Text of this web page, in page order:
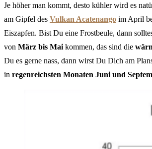
Je höher man kommt, desto kühler wird es
am Gipfel des Vulkan Acatenango im April
Eiszapfen. Bist Du eine Frostbeule, dann
von März bis Mai kommen, das sind die
Du es gerne nass, dann wirst Du Dich am
in regenreichsten Monaten Juni und